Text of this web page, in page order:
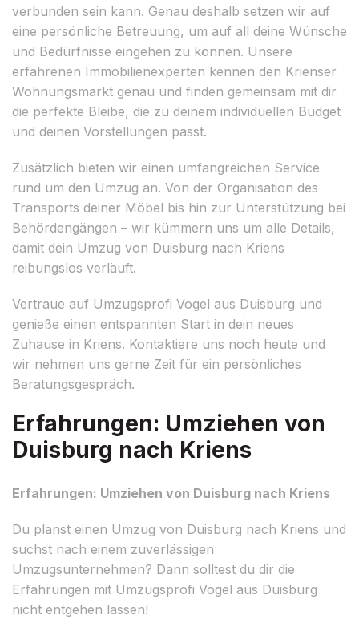
verbunden sein kann. Genau deshalb setzen wir auf
eine persönliche Betreuung, um auf all deine Wünsche
und Bedürfnisse eingehen zu können. Unsere
erfahrenen Immobilienexperten kennen den Krienser
Wohnungsmarkt genau und finden gemeinsam mit dir
die perfekte Bleibe, die zu deinem individuellen Budget
und deinen Vorstellungen passt.
Zusätzlich bieten wir einen umfangreichen Service
rund um den Umzug an. Von der Organisation des
Transports deiner Möbel bis hin zur Unterstützung bei
Behördengängen – wir kümmern uns um alle Details,
damit dein Umzug von Duisburg nach Kriens
reibungslos verläuft.
Vertraue auf Umzugsprofi Vogel aus Duisburg und
genieße einen entspannten Start in dein neues
Zuhause in Kriens. Kontaktiere uns noch heute und
wir nehmen uns gerne Zeit für ein persönliches
Beratungsgespräch.
Erfahrungen: Umziehen von
Duisburg nach Kriens
Erfahrungen: Umziehen von Duisburg nach Kriens
Du planst einen Umzug von Duisburg nach Kriens und
suchst nach einem zuverlässigen
Umzugsunternehmen? Dann solltest du dir die
Erfahrungen mit Umzugsprofi Vogel aus Duisburg
nicht entgehen lassen!